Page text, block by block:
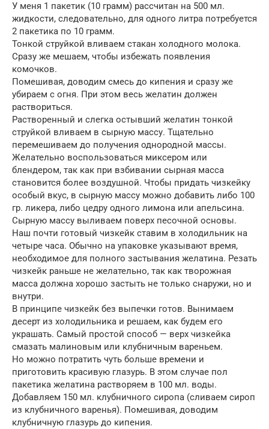
У меня 1 пакетик (10 грамм) рассчитан на 500 мл.
жидкости, следовательно, для одного литра потребуется
2 пакетика по 10 грамм.
Тонкой струйкой вливаем стакан холодного молока.
Сразу же мешаем, чтобы избежать появления
комочков.
Помешивая, доводим смесь до кипения и сразу же
убираем с огня. При этом весь желатин должен
раствориться.
Растворенный и слегка остывший желатин тонкой
струйкой вливаем в сырную массу. Тщательно
перемешиваем до получения однородной массы.
Желательно воспользоваться миксером или
блендером, так как при взбивании сырная масса
становится более воздушной. Чтобы придать чизкейку
особый вкус, в сырную массу можно добавить либо 100
гр. ликера, либо цедру одного лимона или апельсина.
Сырную массу выливаем поверх песочной основы.
Наш почти готовый чизкейк ставим в холодильник на
четыре часа. Обычно на упаковке указывают время,
необходимое для полного застывания желатина. Резать
чизкейк раньше не желательно, так как творожная
масса должна хорошо застыть не только снаружи, но и
внутри.
В принципе чизкейк без выпечки готов. Вынимаем
десерт из холодильника и решаем, как будем его
украшать. Самый простой способ — верх чизкейка
смазать малиновым или клубничным вареньем.
Но можно потратить чуть больше времени и
приготовить красивую глазурь. В этом случае пол
пакетика желатина растворяем в 100 мл. воды.
Добавляем 150 мл. клубничного сиропа (сливаем сироп
из клубничного варенья). Помешивая, доводим
клубничную глазурь до кипения.